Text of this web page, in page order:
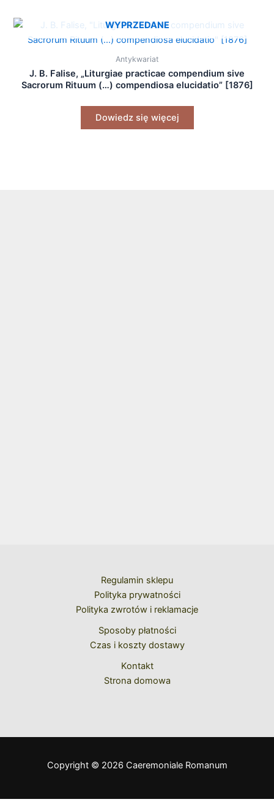
WYPRZEDANE
Antykwariat
J. B. Falise, „Liturgiae practicae compendium sive
Sacrorum Rituum (…) compendiosa elucidatio” [1876]
Dowiedz się więcej
Regulamin sklepu
Polityka prywatności
Polityka zwrotów i reklamacje
Sposoby płatności
Czas i koszty dostawy
Kontakt
Strona domowa
Copyright © 2026 Caeremoniale Romanum